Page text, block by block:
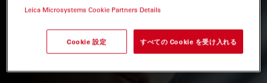
Leica Microsystems Cookie Partners Details
Cookie 設定 すべての Cookie を受け入れる